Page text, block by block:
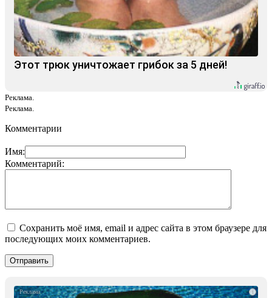
Этот трюк уничтожает грибок за 5 дней!
Реклама.
Реклама.
Комментарии
Имя:
Комментарий:
Сохранить моё имя, email и адрес сайта в этом браузере для
последующих моих комментариев.
i